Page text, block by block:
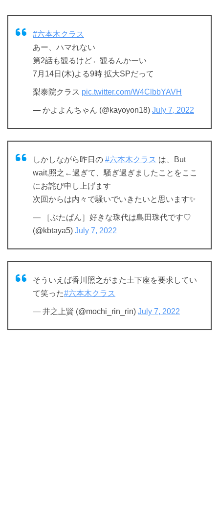
#六本木クラス
あー、ハマれない
第2話も観るけど←観るんかーい
7月14日(木)よる9時 拡大SPだって
梨泰院クラス pic.twitter.com/W4ClbbYAVH
— かよよんちゃん (@kayoyon18) July 7, 2022
しかしながら昨日の #六本木クラス は、But
wait,照之←過ぎて、騒ぎ過ぎましたことをここ
にお詫び申し上げます
次回からは内々で騒いでいきたいと思います✨
— ［ぶたぱん］好きな珠代は島田珠代です♡
(@kbtaya5) July 7, 2022
そういえば香川照之がまた土下座を要求してい
て笑った#六本木クラス
— 井之上賢 (@mochi_rin_rin) July 7, 2022